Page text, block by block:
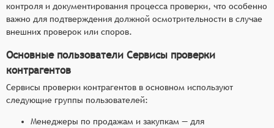
контроля и документирования процесса проверки, что особенно
важно для подтверждения должной осмотрительности в случае
внешних проверок или споров.
Основные пользователи Сервисы проверки
контрагентов
Сервисы проверки контрагентов в основном используют
следующие группы пользователей:
Менеджеры по продажам и закупкам — для